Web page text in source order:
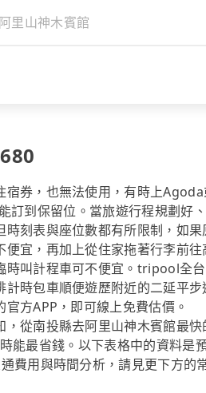
宿券，也無法使用，有時上
訂到保留位。當旅遊行程規劃好
刻表與座位數都有所限制，如果
宜，再加上從住家拖著行李前往
時叫計程車可不便宜。tripool全
時包車順便遊歷附近的二延平步
方APP，即可線上免費估價。
從南投縣去阿里山神木賓館最快
能最省錢。以下表格中的資料是
費用與時間分析，請見更下方的